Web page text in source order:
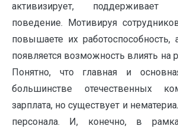
активизирует,
поведение. Мотивируя
повышаете их работоспособность,
появляется возможность влиять на
Понятно, что главная и
большинстве отечественных
зарплата, но существует и
персонала. И, конечно, в